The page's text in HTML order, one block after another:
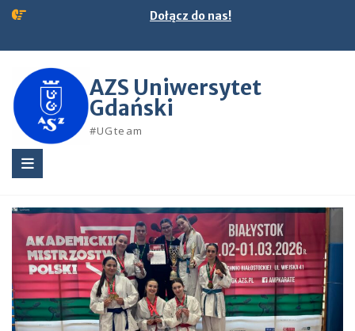
Skip
Dołącz do nas!
AZS Uniwersytet
Gdański
#UGteam